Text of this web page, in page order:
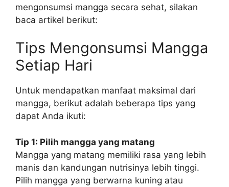
mengonsumsi mangga secara sehat, silakan
baca artikel berikut:
Tips Mengonsumsi Mangga
Setiap Hari
Untuk mendapatkan manfaat maksimal dari
mangga, berikut adalah beberapa tips yang
dapat Anda ikuti:
Tip 1: Pilih mangga yang matang
Mangga yang matang memiliki rasa yang lebih
manis dan kandungan nutrisinya lebih tinggi.
Pilih mangga yang berwarna kuning atau